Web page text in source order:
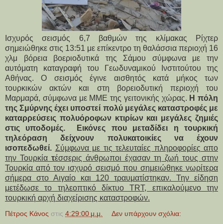
Ισχυρός σεισμός 6,7 βαθμών της κλίμακας Ρίχτερ
σημειώθηκε στις 13:51 με επίκεντρο τη θαλάσσια περιοχή 16
χλμ βόρεια βοεριοδυτικά της Σάμου σύμφωνα με την
αυτόματη καταγραφή του Γεωδυναμικού Ινστιτούτου της
Αθήνας. Ο σεισμός έγινε αισθητός κατά μήκος των
τουρκικών ακτών και στη βορειοδυτική περιοχή του
Μαρμαρά, σύμφωνα με ΜΜΕ της γειτονικής χώρας. Η πόλη
της Σμύρνης έχει υποστεί πολύ μεγάλες καταστροφές με
καταρρεύσεις πολυόροφων κτιρίων και μεγάλες ζημιές
στις υποδομές. Εικόνες που μεταδίδει η τουρκική
τηλεόραση δείχνουν πολυκατοικίες να έχουν
ισοπεδωθεί. Σύμφωνα με τις τελευταίες πληροφορίες απο
την Τουρκία τέσσερις άνθρωποι έχασαν τη ζωή τους στην
Τουρκία από τον ισχυρό σεισμό που σημειώθηκε νωρίτερα
σήμερα στο Αιγαίο και 120 τραυματίστηκαν. Την είδηση
μετέδωσε το τηλεοπτικό δίκτυο TRT, επικαλούμενο την
τουρκική αρχή διαχείρισης καταστροφών.
Πέτρος Κάνος στις 4:29:00 μ.μ. Δεν υπάρχουν σχόλια: